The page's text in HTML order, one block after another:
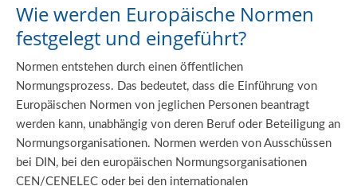
Wie werden Europäische Normen
festgelegt und eingeführt?
Normen entstehen durch einen öffentlichen
Normungsprozess. Das bedeutet, dass die Einführung von
Europäischen Normen von jeglichen Personen beantragt
werden kann, unabhängig von deren Beruf oder Beteiligung an
Normungsorganisationen. Normen werden von Ausschüssen
bei DIN, bei den europäischen Normungsorganisationen
CEN/CENELEC oder bei den internationalen